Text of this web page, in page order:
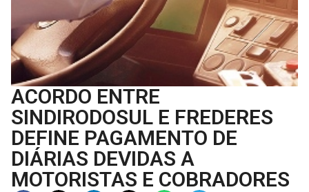
ACORDO ENTRE
SINDIRODOSUL E FREDERES
DEFINE PAGAMENTO DE
DIÁRIAS DEVIDAS A
MOTORISTAS E COBRADORES